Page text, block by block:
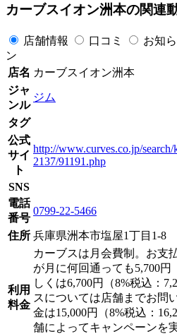
カーブスイオン洲本の関連
店舗情報 口コミ お知
ン
店名 カーブスイオン洲本
ジャ
ンル
ジム
タグ
公式
サイ
ト
http://www.curves.co.jp/search/
2137/91191.php
SNS
電話
番号
0799-22-5466
住所 兵庫県洲本市塩屋1丁目1-
利用
料金
カーブスは月会費制。お支
が月に何回通っても5,700円
しくは6,700円（8%税込：
スについては店舗までお問
金は15,000円（8%税込：
舗によってキャンペーンを